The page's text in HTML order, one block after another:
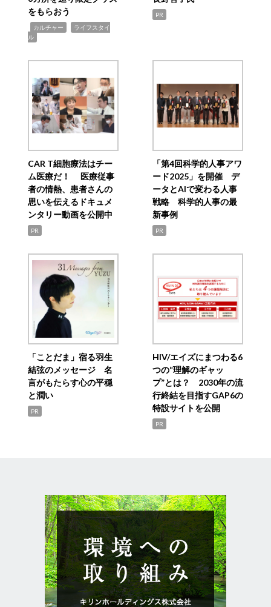
をもらおう
カルチャー
ライフスタイ
ル
PR
CAR T細胞療法はチー
ム医療だ！ 医療従事
者の情熱、患者さんの
思いを伝えるドキュメ
ンタリー動画を公開中
PR
「第4回科学的人事アワ
ード2025」を開催 デ
ータとAIで変わる人事
戦略 科学的人事の最
新事例
PR
「ことだま」宿る羽生
結弦のメッセージ 名
言がもたらす心の平穏
と潤い
PR
HIV/エイズにまつわる6
つの“理解のギャッ
プ”とは？ 2030年の流
行終結を目指すGAP6の
特設サイトを公開
PR